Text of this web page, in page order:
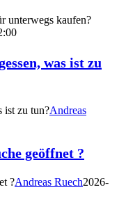
unterwegs kaufen?
was ist zu
ist zu tun?Andreas
geöffnet ?
?Andreas Ruech2026-